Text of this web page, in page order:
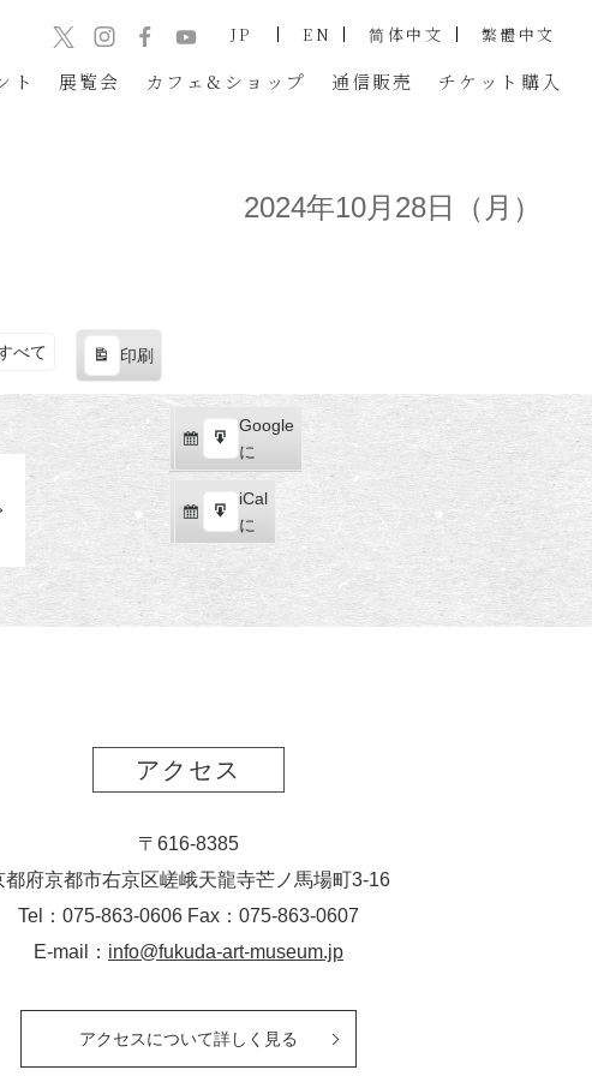
ト 展覧会 カフェ&ショップ 通信販売 チケット 購入
JP EN 简体中文 繁體中文
2024年10月28日（月）
べて 印刷
示
Google
で
購
読
iCal
で
購
Google
に
エ
ク
ス
ポ
ト
iCal
に
エ
ー
アクセス
〒616-8385
都府京都市右京区嵯峨天龍寺芒ノ馬場町3-16
Tel：075-863-0606 Fax：075-863-0607
E-mail： info@fukuda-art-museum.jp
アクセスについて詳しく見る